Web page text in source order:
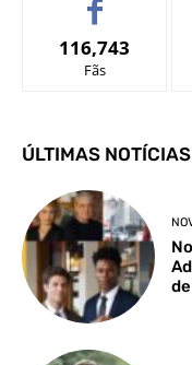
116,743
Fãs
ÚLTIMAS NOTÍCIAS